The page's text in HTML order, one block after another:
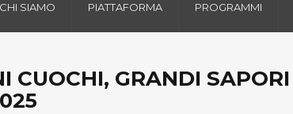
CHI SIAMO PIATTAFORMA PROGRAMMI
CUOCHI, GRANDI